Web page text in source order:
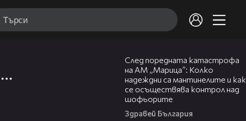
След поредната катастрофа
на АМ „Марица”: Колко
надеждни са мантинелите и как
се осъществява контрол над
шофьорите
Здравей България